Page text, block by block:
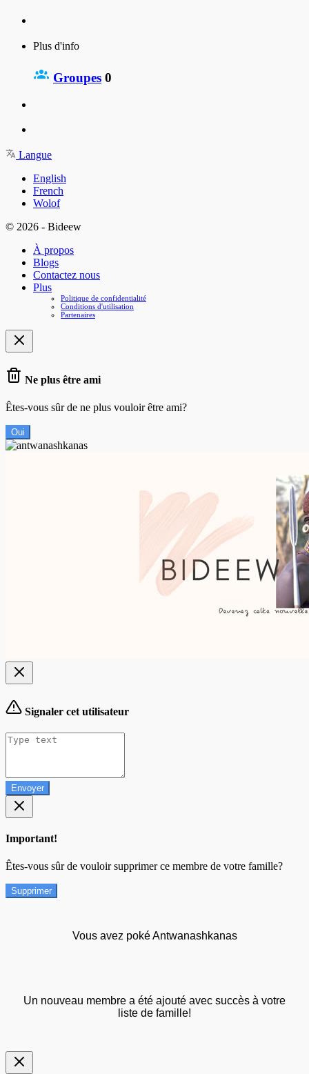
Plus d'info
Groupes 0
Langue
English
French
Wolof
© 2026 - Bideew
À propos
Blogs
Contactez nous
Plus
Politique de confidentialité
Conditions d'utilisation
Partenaires
Ne plus être ami
Êtes-vous sûr de ne plus vouloir être ami?
Oui
Signaler cet utilisateur
Envoyer
Important!
Êtes-vous sûr de vouloir supprimer ce membre de votre famille?
Supprimer
Vous avez poké Antwanashkanas
Un nouveau membre a été ajouté avec succès à votre
liste de famille!